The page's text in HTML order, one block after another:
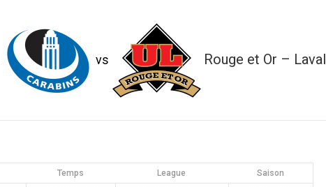
vs Rouge et Or – Laval
Temps League Saison